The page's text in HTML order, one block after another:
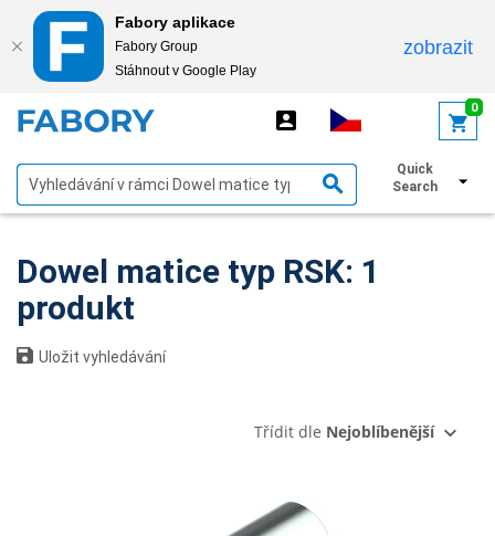
Fabory aplikace
Fabory Group
Stáhnout v Google Play
zobrazit
0
Quick
Search
Zobrazit filtry
Dowel matice typ RSK: 1
produkt
Uložit vyhledávání
Třídit dle Nejoblíbenější